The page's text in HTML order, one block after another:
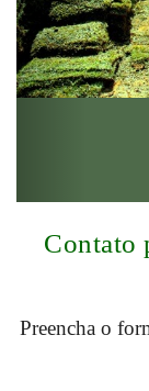
Contato
Preencha o